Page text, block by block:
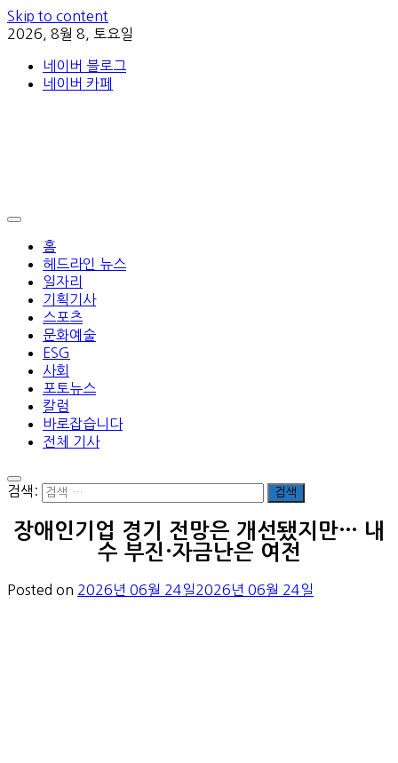
Skip to content
2026, 8월 8, 토요일
네이버 블로그
네이버 카페
홈
헤드라인 뉴스
일자리
기획기사
스포츠
문화예술
ESG
사회
포토뉴스
칼럼
바로잡습니다
전체 기사
검색:
장애인기업 경기 전망은 개선됐지만… 내
수 부진·자금난은 여전
Posted on 2026년 06월 24일2026년 06월 24일